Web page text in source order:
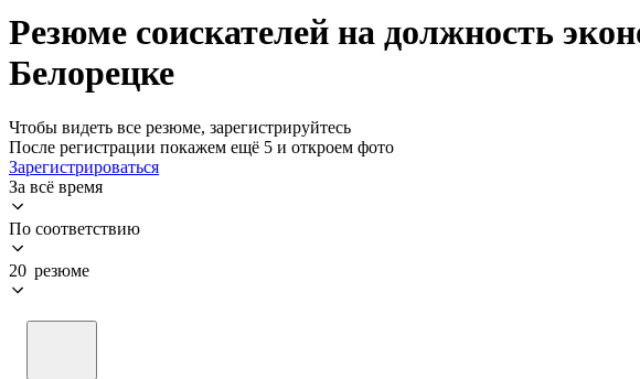
Резюме соискателей на должность
Белорецке
Чтобы видеть все резюме, зарегистрируйтесь
После регистрации покажем ещё 5 и откроем фото
Зарегистрироваться
За всё время
По соответствию
20 резюме